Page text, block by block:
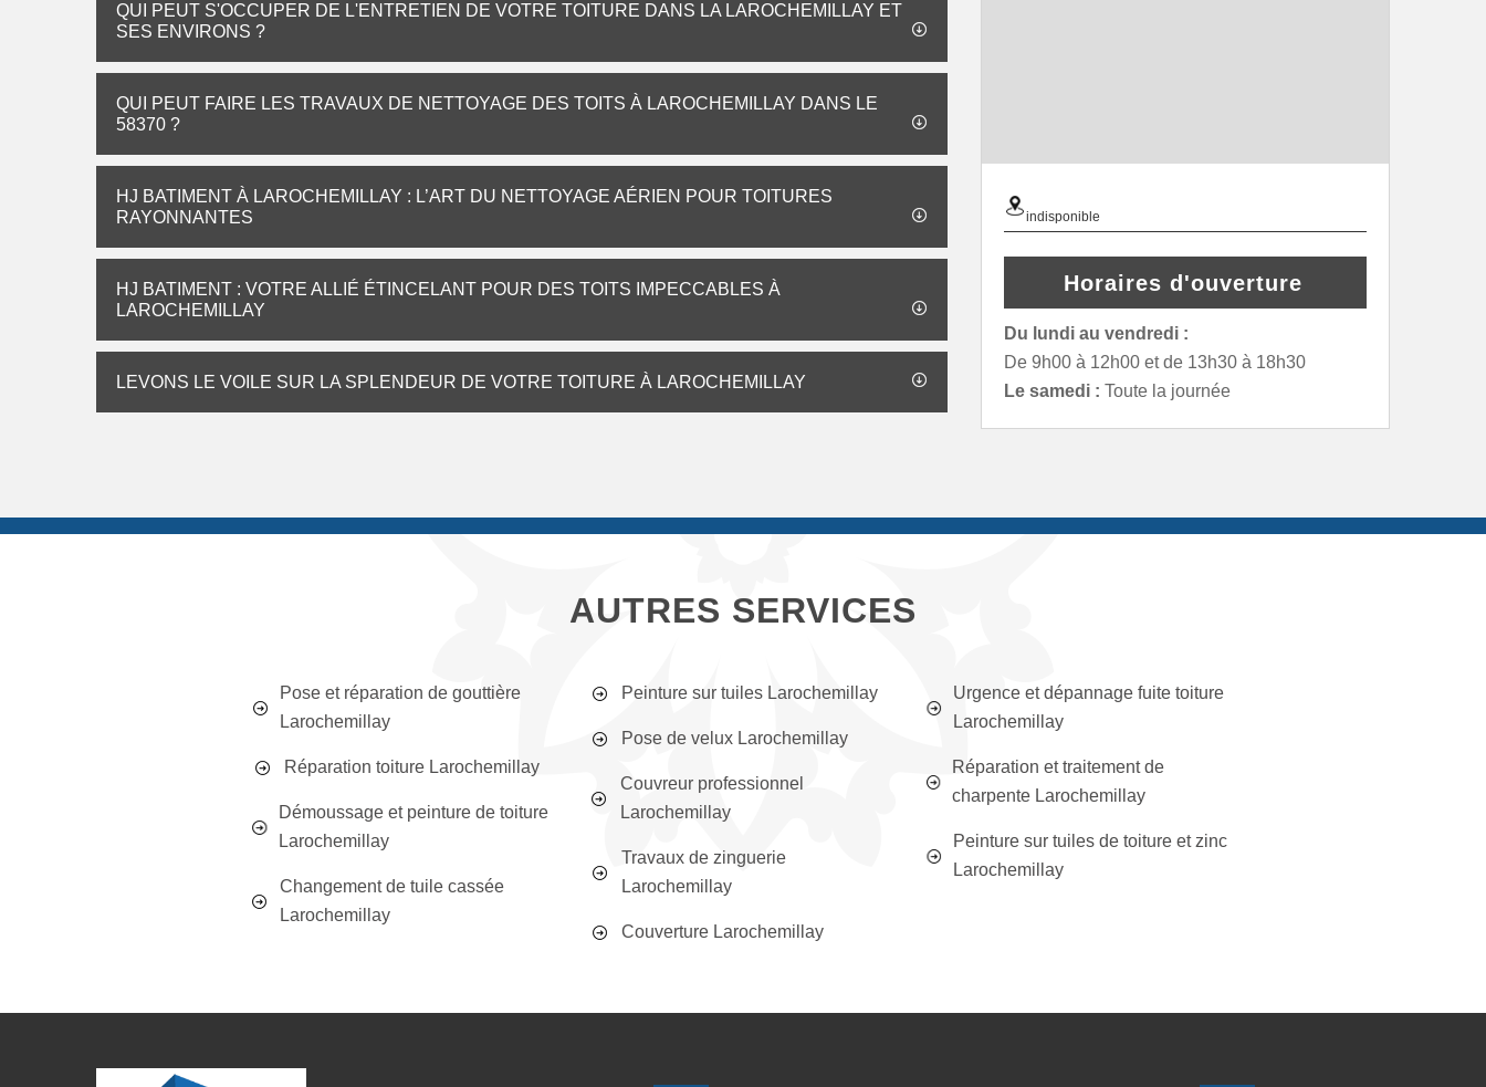
QUI PEUT S'OCCUPER DE L'ENTRETIEN DE VOTRE TOITURE DANS LA LAROCHEMILLAY ET
SES ENVIRONS ?
QUI PEUT FAIRE LES TRAVAUX DE NETTOYAGE DES TOITS À LAROCHEMILLAY DANS LE
58370 ?
HJ BATIMENT À LAROCHEMILLAY : L’ART DU NETTOYAGE AÉRIEN POUR TOITURES
RAYONNANTES
HJ BATIMENT : VOTRE ALLIÉ ÉTINCELANT POUR DES TOITS IMPECCABLES À
LAROCHEMILLAY
LEVONS LE VOILE SUR LA SPLENDEUR DE VOTRE TOITURE À LAROCHEMILLAY
indisponible
Horaires d'ouverture
Du lundi au vendredi :
De 9h00 à 12h00 et de 13h30 à 18h30
Le samedi : Toute la journée
AUTRES SERVICES
Pose et réparation de gouttière
Larochemillay
Réparation toiture Larochemillay
Démoussage et peinture de toiture
Larochemillay
Changement de tuile cassée
Larochemillay
Peinture sur tuiles Larochemillay
Pose de velux Larochemillay
Couvreur professionnel
Larochemillay
Travaux de zinguerie
Larochemillay
Couverture Larochemillay
Urgence et dépannage fuite toiture
Larochemillay
Réparation et traitement de
charpente Larochemillay
Peinture sur tuiles de toiture et zinc
Larochemillay